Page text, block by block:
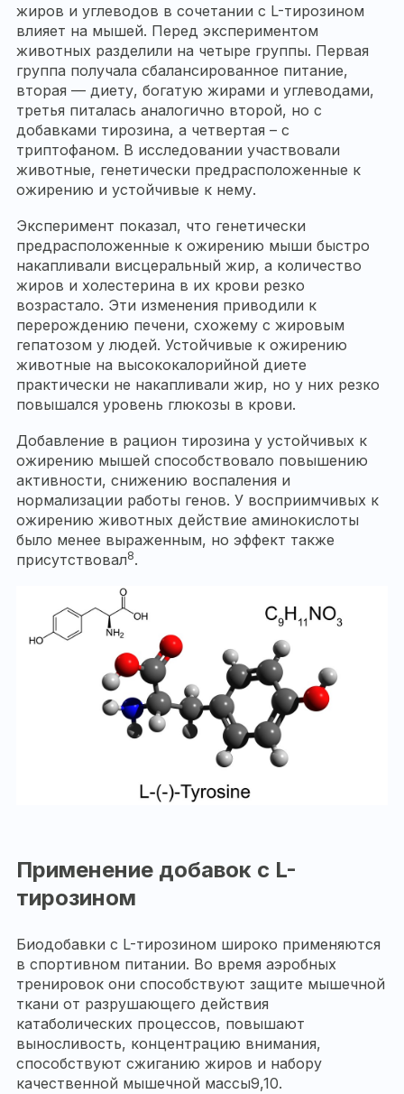
жиров и углеводов в сочетании с L-тирозином
влияет на мышей. Перед экспериментом
животных разделили на четыре группы. Первая
группа получала сбалансированное питание,
вторая — диету, богатую жирами и углеводами,
третья питалась аналогично второй, но с
добавками тирозина, а четвертая – с
триптофаном. В исследовании участвовали
животные, генетически предрасположенные к
ожирению и устойчивые к нему.
Эксперимент показал, что генетически
предрасположенные к ожирению мыши быстро
накапливали висцеральный жир, а количество
жиров и холестерина в их крови резко
возрастало. Эти изменения приводили к
перерождению печени, схожему с жировым
гепатозом у людей. Устойчивые к ожирению
животные на высококалорийной диете
практически не накапливали жир, но у них резко
повышался уровень глюкозы в крови.
Добавление в рацион тирозина у устойчивых к
ожирению мышей способствовало повышению
активности, снижению воспаления и
нормализации работы генов. У восприимчивых к
ожирению животных действие аминокислоты
было менее выраженным, но эффект также
присутствовал8.
Применение добавок с L-
тирозином
Биодобавки с L-тирозином широко применяются
в спортивном питании. Во время аэробных
тренировок они способствуют защите мышечной
ткани от разрушающего действия
катаболических процессов, повышают
выносливость, концентрацию внимания,
способствуют сжиганию жиров и набору
качественной мышечной массы9,10.